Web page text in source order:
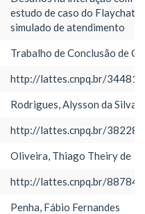
estudo de caso do Flaychat
simulado de atendimento
Trabalho de Conclusão de
http://lattes.cnpq.br/
Rodrigues, Alysson da Silva
http://lattes.cnpq.br/
Oliveira, Thiago Theiry de
http://lattes.cnpq.br/
Penha, Fábio Fernandes